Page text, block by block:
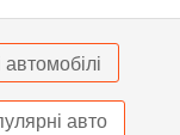
автомобілі
авто